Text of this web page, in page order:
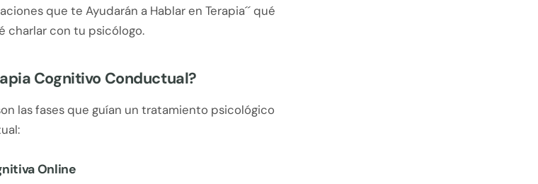
que te Ayudarán a Hablar en Terapia´´ qué
charlar con tu psicólogo.
Cognitivo Conductual?
las fases que guían un tratamiento psicológico
Online